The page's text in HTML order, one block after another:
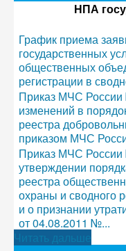
НПА
График приема
государственных
общественных
регистрации в
Приказ МЧС России
изменений в
реестра
приказом МЧС
Приказ МЧС России
утверждении
реестра
охраны и сводного
и о признании
от 04.08.2011 №...
Читать дальше